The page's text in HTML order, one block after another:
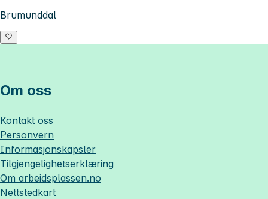
Brumunddal
Om oss
Kontakt oss
Personvern
Informasjonskapsler
Tilgjengelighetserklæring
Om arbeidsplassen.no
Nettstedkart